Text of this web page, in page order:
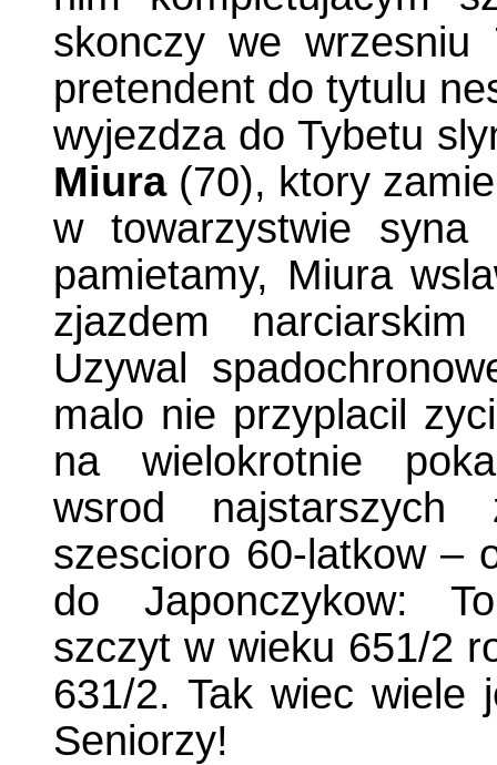
skonczy we
pretendent do tytulu
wyjezdza do Tybetu
Miura(70), ktory
w towarzystwie syna
pamietamy, Miura
zjazdem
Uzywal
malo nie przyplacil
na wielokrotnie
wsrod najstarszych
szescioro 60-latkow –
do Japonczykow:
szczyt w wieku 651/2
631/2. Tak wiec wiele
Seniorzy!